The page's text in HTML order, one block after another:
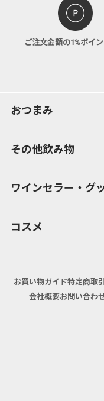
ご注文金額の1%ポイ
おつまみ
その他飲み物
ワインセラー・グ
コスメ
お買い物ガイド特定商取
会社概要お問い合わ